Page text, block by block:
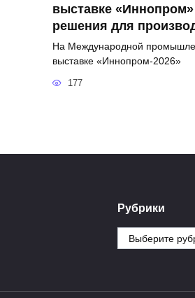
выставке
решения для
На Международной
выставке «Иннопром-2026»
177
Рубрики
Рубрики